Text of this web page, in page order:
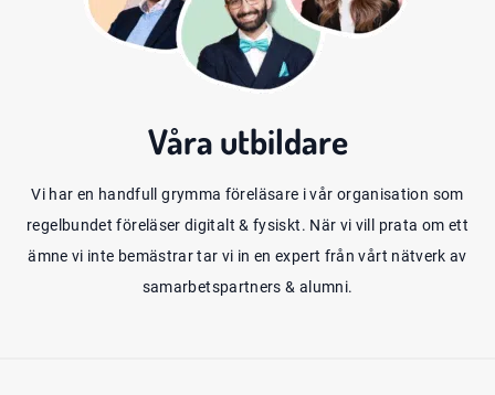
Våra utbildare
Vi har en handfull grymma föreläsare i vår organisation som
regelbundet föreläser digitalt & fysiskt. När vi vill prata om ett
ämne vi inte bemästrar tar vi in en expert från vårt nätverk av
samarbetspartners & alumni.